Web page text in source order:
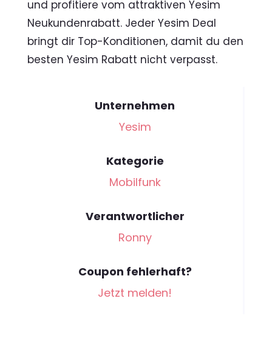
und profitiere vom attraktiven Yesim
Neukundenrabatt. Jeder Yesim Deal
bringt dir Top-Konditionen, damit du den
besten Yesim Rabatt nicht verpasst.
Unternehmen
Yesim
Kategorie
Mobilfunk
Verantwortlicher
Ronny
Coupon fehlerhaft?
Jetzt melden!